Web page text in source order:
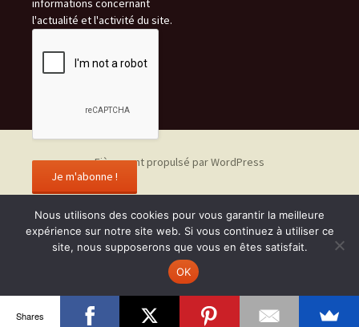
informations concernant
l'actualité et l'activité du site.
Fièrement propulsé par WordPress
Nous utilisons des cookies pour vous garantir la meilleure
expérience sur notre site web. Si vous continuez à utiliser ce
site, nous supposerons que vous en êtes satisfait.
OK
Shares